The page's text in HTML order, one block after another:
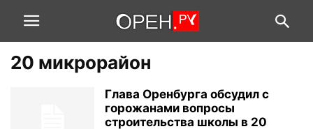
20 микрорайон
Глава Оренбурга обсудил с
горожанами вопросы
строительства школы в 20